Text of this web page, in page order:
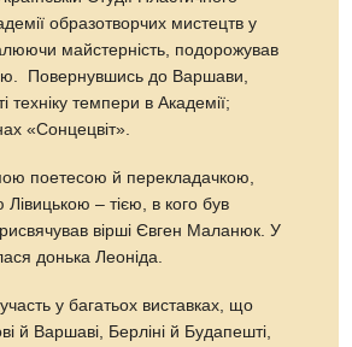
образотворчих мистецтв у
майстерність, подорожував
Повернувшись до Варшави,
техніку темпери в Академії;
«Сонцецвіт».
поетесою й перекладачкою,
– тією, в кого був
вірші Євген Маланюк. У
донька Леоніда.
у багатьох виставках, що
й Варшаві, Берліні й Будапешті,